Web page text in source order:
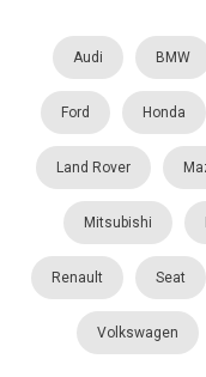
Audi BMW
Ford Honda
Land Rover
Mitsubishi
Renault Seat
Volkswagen